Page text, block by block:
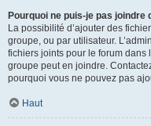
Pourquoi ne puis-je pas
La possibilité d’ajouter des
groupe, ou par utilisateur.
fichiers joints pour le forum dans
groupe peut en joindre.
pourquoi vous ne pouvez pas
Haut